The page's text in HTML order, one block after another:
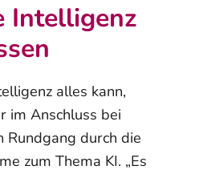
Intelligenz
alles kann,
im Anschluss bei
Rundgang durch die
zum Thema KI. „Es